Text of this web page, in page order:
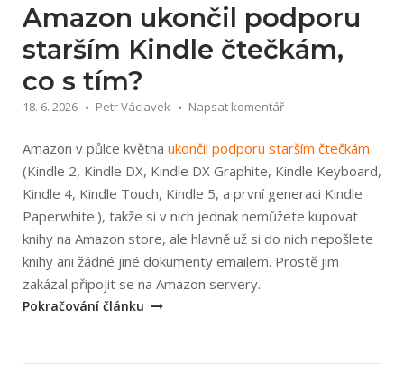
Amazon ukončil podporu
starším Kindle čtečkám,
co s tím?
18. 6. 2026 Petr Václavek Napsat komentář
Amazon v půlce května ukončil podporu starším čtečkám
(Kindle 2, Kindle DX, Kindle DX Graphite, Kindle Keyboard,
Kindle 4, Kindle Touch, Kindle 5, a první generaci Kindle
Paperwhite.), takže si v nich jednak nemůžete kupovat
knihy na Amazon store, ale hlavně už si do nich nepošlete
knihy ani žádné jiné dokumenty emailem. Prostě jim
zakázal připojit se na Amazon servery.
Pokračování článku